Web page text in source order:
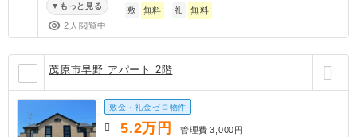
もっと見る
2人閲覧中
敷 無料 礼 無料
茂原市早野 アパート 2階
敷金・礼金ゼロ物件
5.2万円 管理費 3,000円